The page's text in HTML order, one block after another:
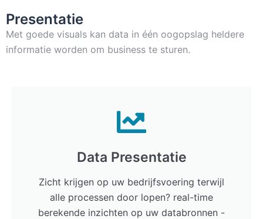
Presentatie
Met goede visuals kan data in één oogopslag heldere
informatie worden om business te sturen.
Data Presentatie
Zicht krijgen op uw bedrijfsvoering terwijl
alle processen door lopen? real-time
berekende inzichten op uw databronnen -